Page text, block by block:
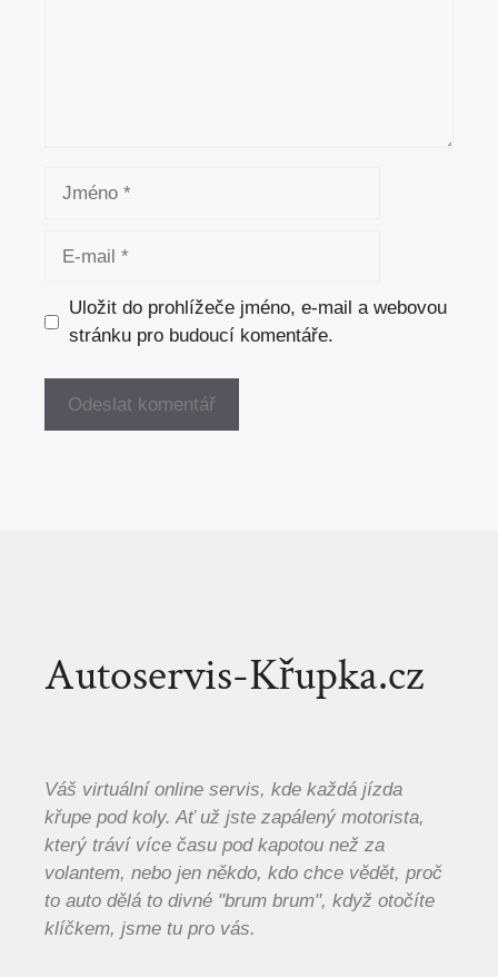
Jméno
Uložit do prohlížeče jméno, e-mail a webovou
stránku pro budoucí komentáře.
Autoservis-Křupka.cz
Váš virtuální online servis, kde každá jízda
křupe pod koly. Ať už jste zapálený motorista,
který tráví více času pod kapotou než za
volantem, nebo jen někdo, kdo chce vědět, proč
to auto dělá to divné "brum brum", když otočíte
klíčkem, jsme tu pro vás.